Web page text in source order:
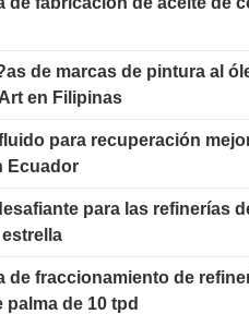
de marcas de pintura al
en Filipinas
para recuperación
Ecuador
para las refinerías
de fraccionamiento de
palma de 10 tpd